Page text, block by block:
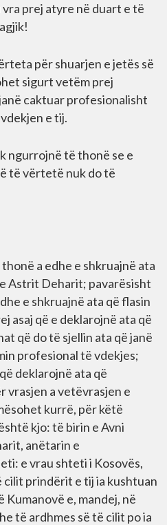
prej atyre në duart e të
për shuarjen e jetës së
sigurt vetëm prej
caktuar profesionalisht
e tij.
ngurrojnë të thonë se e
të vërtetë nuk do të
a edhe e shkruajnë ata
Astrit Deharit; pavarësisht
e shkruajnë ata që flasin
asaj që e deklarojnë ata që
që do të sjellin ata që janë
profesional të vdekjes;
deklarojnë ata që
vrasjen a vetëvrasjen e
kurrë, për këtë
kjo: të birin e Avni
anëtarin e
e vrau shteti i Kosovës,
cilit prindërit e tij ia kushtuan
e, mandej, në
të ardhmes së të cilit po ia